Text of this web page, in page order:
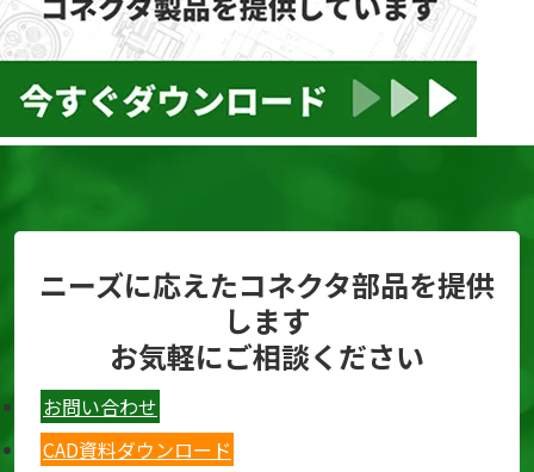
ニーズに応えたコネクタ部品を提供
します
お気軽にご相談ください
お問い合わせ
CAD資料ダウンロード